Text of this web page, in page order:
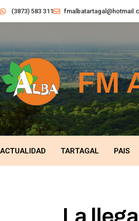
(3873) 583 311
ACTUALIDAD TARTAGAL PAIS
La